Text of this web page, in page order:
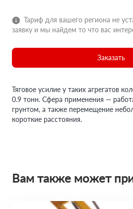
Тариф для вашего региона не
заявку и мы найдем то что вас
Заказать
Тяговое усилие у таких агрегатов
0.9 тонн. Сфера применения —
грунтом, а также перемещение
короткие расстояния.
Вам также может